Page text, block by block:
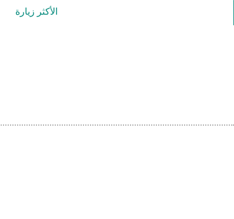
الأكثر زيارة